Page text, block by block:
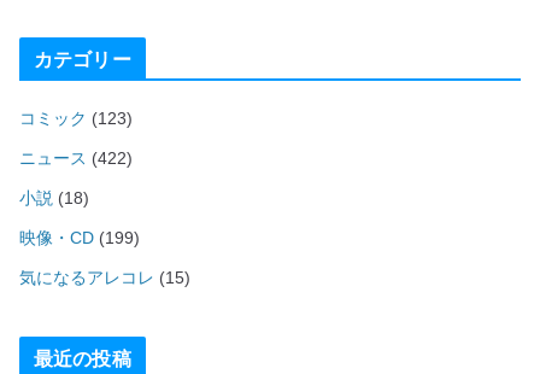
カテゴリー
コミック (123)
ニュース (422)
小説 (18)
映像・CD (199)
気になるアレコレ (15)
最近の投稿